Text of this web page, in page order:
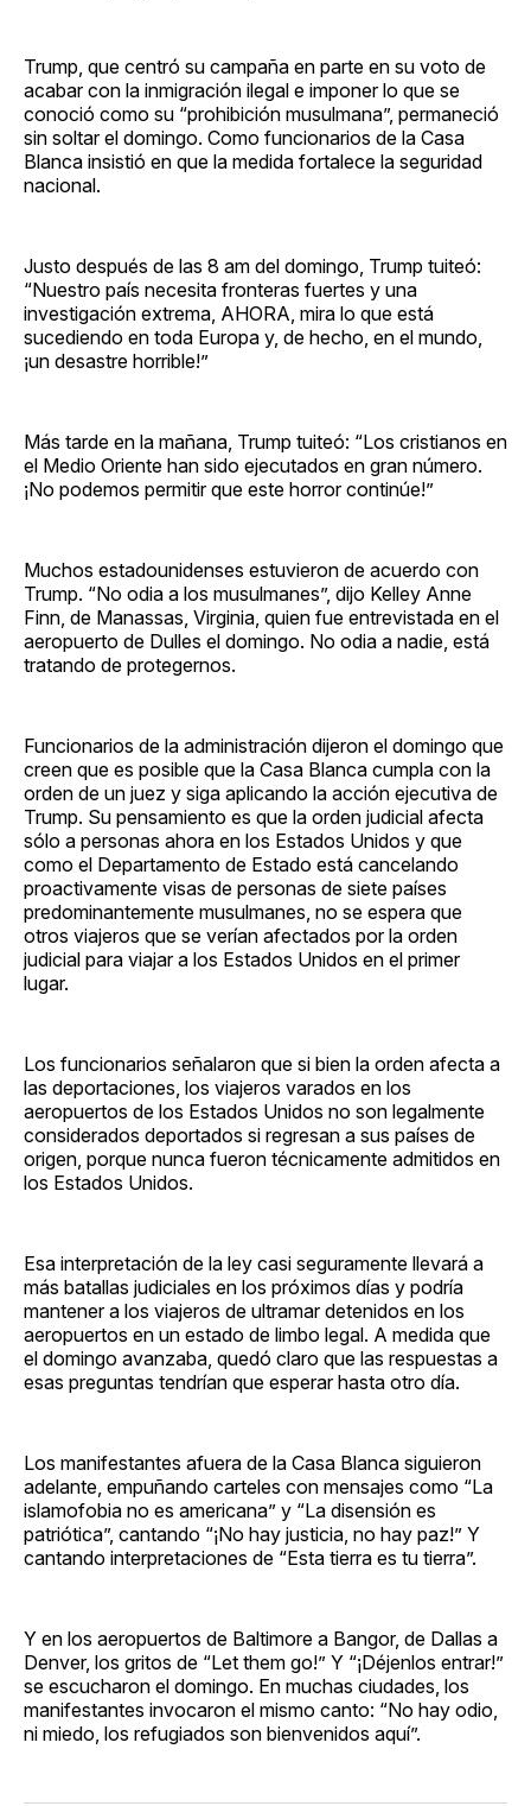
Trump, que centró su campaña en parte en su voto de
acabar con la inmigración ilegal e imponer lo que se
conoció como su “prohibición musulmana”, permaneció
sin soltar el domingo. Como funcionarios de la Casa
Blanca insistió en que la medida fortalece la seguridad
nacional.
Justo después de las 8 am del domingo, Trump tuiteó:
“Nuestro país necesita fronteras fuertes y una
investigación extrema, AHORA, mira lo que está
sucediendo en toda Europa y, de hecho, en el mundo,
¡un desastre horrible!”
Más tarde en la mañana, Trump tuiteó: “Los cristianos en
el Medio Oriente han sido ejecutados en gran número.
¡No podemos permitir que este horror continúe!”
Muchos estadounidenses estuvieron de acuerdo con
Trump. “No odia a los musulmanes”, dijo Kelley Anne
Finn, de Manassas, Virginia, quien fue entrevistada en el
aeropuerto de Dulles el domingo. No odia a nadie, está
tratando de protegernos.
Funcionarios de la administración dijeron el domingo que
creen que es posible que la Casa Blanca cumpla con la
orden de un juez y siga aplicando la acción ejecutiva de
Trump. Su pensamiento es que la orden judicial afecta
sólo a personas ahora en los Estados Unidos y que
como el Departamento de Estado está cancelando
proactivamente visas de personas de siete países
predominantemente musulmanes, no se espera que
otros viajeros que se verían afectados por la orden
judicial para viajar a los Estados Unidos en el primer
lugar.
Los funcionarios señalaron que si bien la orden afecta a
las deportaciones, los viajeros varados en los
aeropuertos de los Estados Unidos no son legalmente
considerados deportados si regresan a sus países de
origen, porque nunca fueron técnicamente admitidos en
los Estados Unidos.
Esa interpretación de la ley casi seguramente llevará a
más batallas judiciales en los próximos días y podría
mantener a los viajeros de ultramar detenidos en los
aeropuertos en un estado de limbo legal. A medida que
el domingo avanzaba, quedó claro que las respuestas a
esas preguntas tendrían que esperar hasta otro día.
Los manifestantes afuera de la Casa Blanca siguieron
adelante, empuñando carteles con mensajes como “La
islamofobia no es americana” y “La disensión es
patriótica”, cantando “¡No hay justicia, no hay paz!” Y
cantando interpretaciones de “Esta tierra es tu tierra”.
Y en los aeropuertos de Baltimore a Bangor, de Dallas a
Denver, los gritos de “Let them go!” Y “¡Déjenlos entrar!”
se escucharon el domingo. En muchas ciudades, los
manifestantes invocaron el mismo canto: “No hay odio,
ni miedo, los refugiados son bienvenidos aquí”.